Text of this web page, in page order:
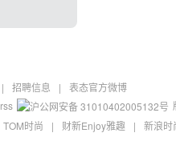
| 招聘信息 |
表态官方微博
rss
沪公网安备 31010402005132号
TOM时尚 | 财新Enjoy雅趣 | 新浪时